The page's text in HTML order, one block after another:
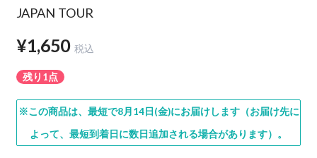
JAPAN TOUR
¥1,650 税込
残り1点
※この商品は、最短で8月14日(金)にお届けします（お届け先に
よって、最短到着日に数日追加される場合があります）。